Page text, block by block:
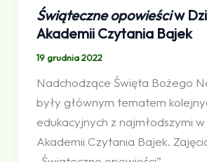
Świąteczne opowieściw
Akademii Czytania Bajek
19 grudnia 2022
Nadchodzące Święta Bożego
były głównym tematem
edukacyjnych z najmłodszymi
Akademii Czytania Bajek.